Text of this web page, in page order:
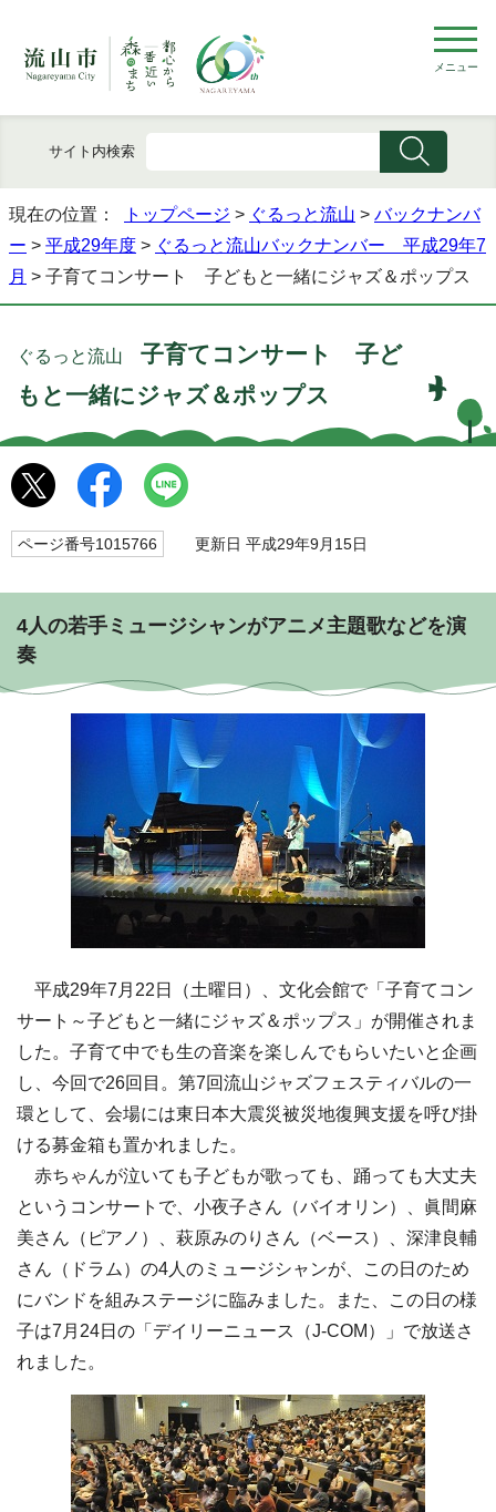
メニュー
サイト内検索
現在の位置： トップページ > ぐるっと流山 > バックナンバ
ー > 平成29年度 > ぐるっと流山バックナンバー 平成29年7
月 > 子育てコンサート 子どもと一緒にジャズ＆ポップス
ぐるっと流山 子育てコンサート 子ど
もと一緒にジャズ＆ポップス
ページ番号1015766 更新日 平成29年9月15日
4人の若手ミュージシャンがアニメ主題歌などを演
奏
平成29年7月22日（土曜日）、文化会館で「子育てコン
サート～子どもと一緒にジャズ＆ポップス」が開催されま
した。子育て中でも生の音楽を楽しんでもらいたいと企画
し、今回で26回目。第7回流山ジャズフェスティバルの一
環として、会場には東日本大震災被災地復興支援を呼び掛
ける募金箱も置かれました。
赤ちゃんが泣いても子どもが歌っても、踊っても大丈夫
というコンサートで、小夜子さん（バイオリン）、眞間麻
美さん（ピアノ）、萩原みのりさん（ベース）、深津良輔
さん（ドラム）の4人のミュージシャンが、この日のため
にバンドを組みステージに臨みました。また、この日の様
子は7月24日の「デイリーニュース（J-COM）」で放送さ
れました。